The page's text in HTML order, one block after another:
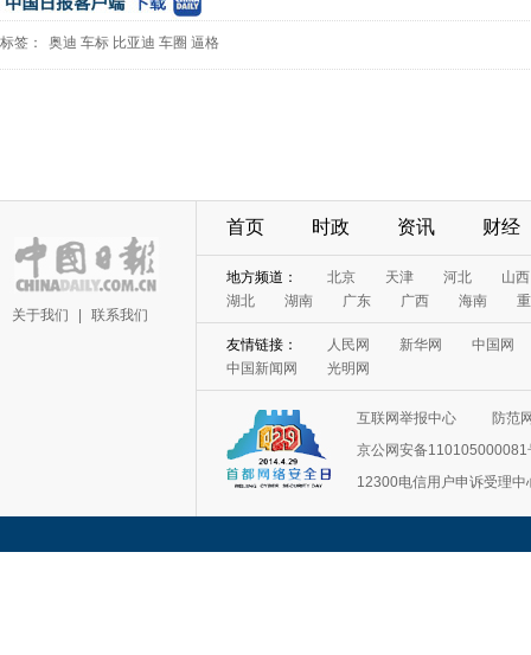
标签： 奥迪 车标 比亚迪 车圈 逼格
关于我们 联系我们
首页 时政 资讯 财经
地方频道： 北京 天津 河北
山西
湖北
湖南 广东 广西 海南
友情链接： 人民网 新华网
中国网
中国新闻网
光明网
互联网举报中心
防范
京公网安备110105000081
12300电信用户申诉受理中